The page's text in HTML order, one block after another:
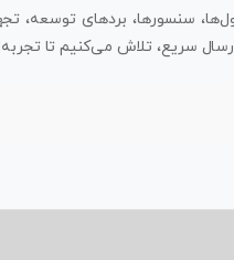
سنسورها، بردهای
سریع، تلاش می‌کنیم تا